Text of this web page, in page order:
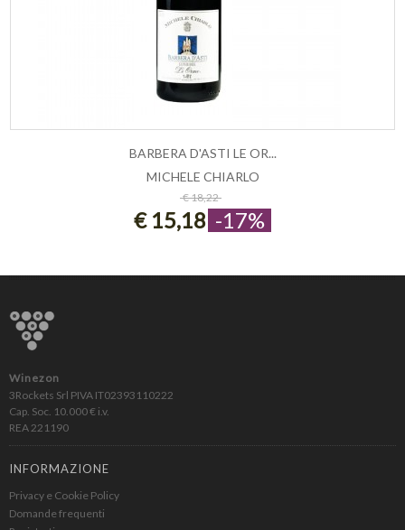
ESAURITO
BARBERA D'ASTI LE OR...
MICHELE CHIARLO
€ 18,22
€ 15,18 -17%
Winezon
3Rockets Srl PIVA IT02393110222
Cap. Soc. 10.000 € i.v.
REA 221190
INFORMAZIONE
Privacy e Cookie Policy
Domande frequenti